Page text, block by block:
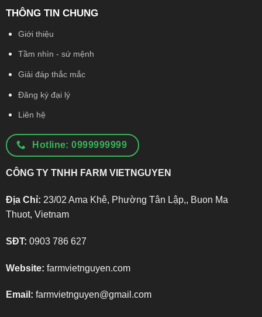
THÔNG TIN CHUNG
Giới thiệu
Tầm nhìn - sứ mệnh
Giải đáp thắc mắc
Đăng ký đại lý
Liên hệ
Hotline: 0999999999
CÔNG TY TNHH FARM VIETNGUYEN
Địa Chỉ: 23/02 Ama Khê, Phường Tân Lập,, Buon Ma
Thuot, Vietnam
SĐT: 0903 786 627
Website: farmvietnguyen.com
Email: farmvietnguyen@gmail.com